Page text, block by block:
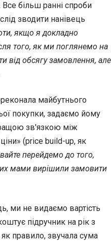
Все більш ранні спроби
зводити нанівець
якщо я докладно
того, як ми поглянемо на
від обсягу замовлення, але
майбутнього
покупки, задаємо йому
зв'язкою між
(price build-up, як
перейдемо до того,
мами вирішили замовити
ми не видаємо вартість
підручник на рік з
правило, звучала сума